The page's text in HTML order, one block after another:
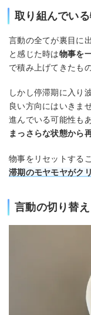
取り組んでい
言動の全てが裏目に
と感じた時は物事を
で積み上げてきたも
しかし停滞期に入り
良い方向にはいきま
進んでいる可能性も
まっさらな状態から
物事をリセットする
滞期のモヤモヤがク
言動の切り替え